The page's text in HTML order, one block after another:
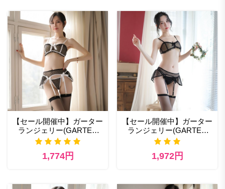
【セール開催中】ガーター
ランジェリー(GARTER
LINGERIE) 311bk-2 コスプ
1,774円
【セール開催中】ガーター
ランジェリー(GARTER
LINGERIE) 311bk-1 エッチ
1,972円